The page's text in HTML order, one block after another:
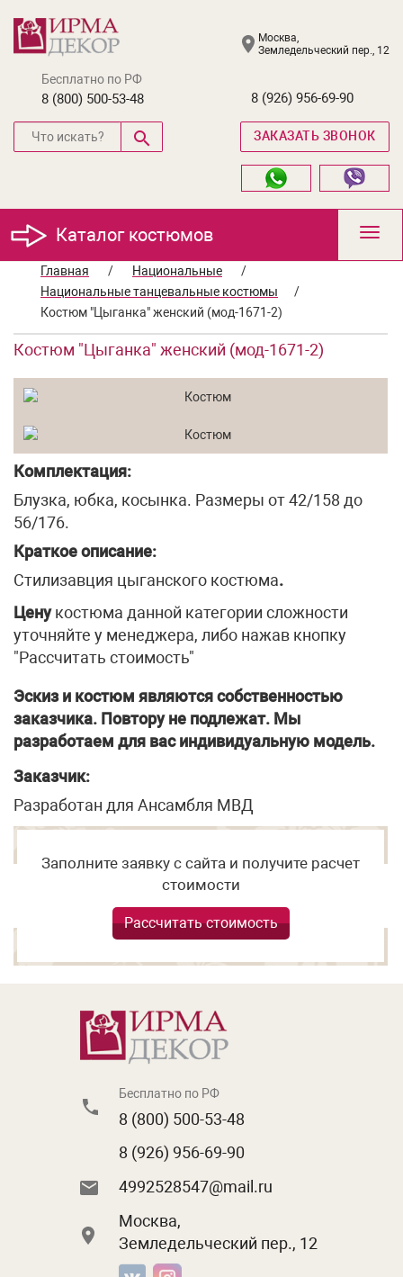
Москва,
Земледельческий пер., 12
Бесплатно по РФ
8 (800) 500-53-48 8 (926) 956-69-90
ЗАКАЗАТЬ ЗВОНОК
Каталог костюмов
Главная
/ Национальные
/
Национальные танцевальные костюмы
/
Костюм "Цыганка" женский (мод-1671-2)
Костюм "Цыганка" женский (мод-1671-2)
Комплектация:
Блузка, юбка, косынка. Размеры от 42/158 до
56/176.
Краткое описание:
Стилизавция цыганского костюма.
Ценукостюма данной категории сложности
уточняйте у менеджера, либо нажав кнопку
"Рассчитать стоимость"
Эскиз и костюм являются собственностью
заказчика. Повтору не подлежат. Мы
разработаем для вас индивидуальную модель.
Заказчик:
Разработан для Ансамбля МВД
Заполните заявку с сайта и получите расчет
стоимости
Рассчитать стоимость
Бесплатно по РФ
8 (800) 500-53-48
8 (926) 956-69-90
4992528547@mail.ru
Москва,
Земледельческий пер., 12